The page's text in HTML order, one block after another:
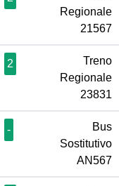
Regionale
21567
2
Treno
Regionale
23831
-
Bus
Sostitutivo
AN567